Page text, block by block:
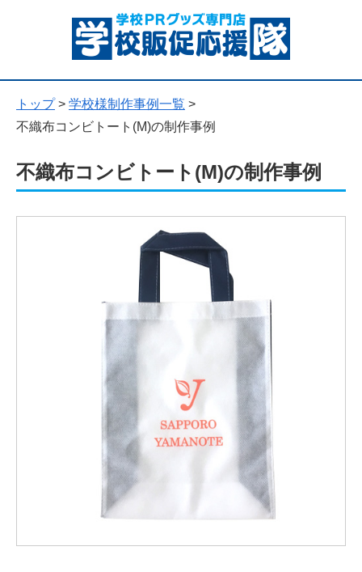
トップ> 学校様制作事例一覧 >
不織布コンビトート(M)の制作事例
不織布コンビトート(M)の制作事例